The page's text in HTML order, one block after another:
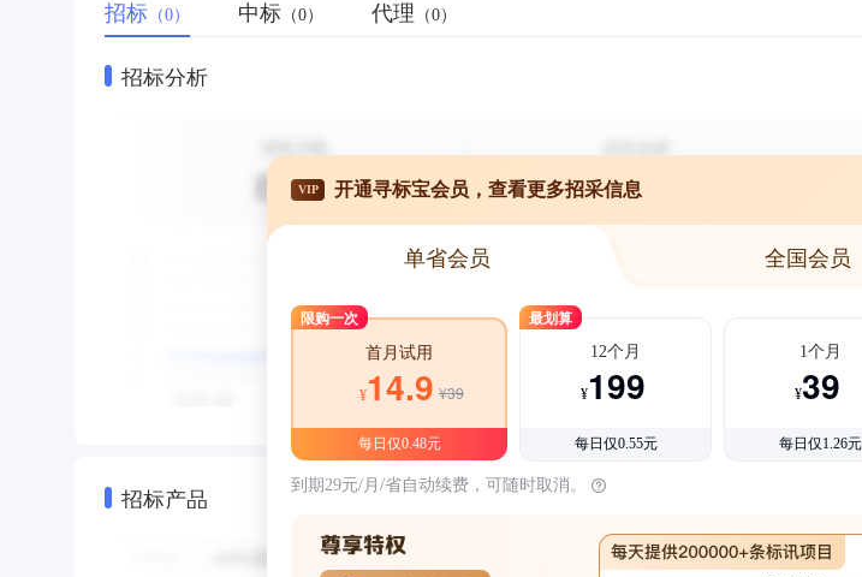
招标 （0） 中标 （0） 代理 （0）
招标分析
招标产品
VIP 开通寻标宝会员，查看更多招采信息
单省会员 全国会员
限购一次
首月试用
¥14.9 ¥39
每日仅0.48元
最划算
12个月
¥199
每日仅0.55元
1个月
¥39
每日仅1.26元
到期29元/月/省自动续费，可随时取消。